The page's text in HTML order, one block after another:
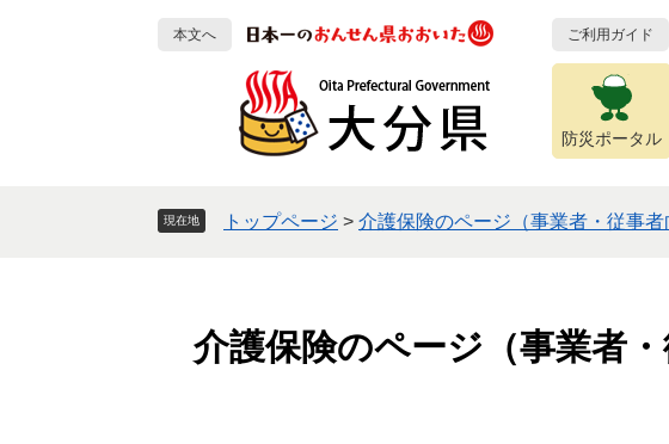
本文へ ご利用ガイド
防災ポータル
現在地 トップページ > 介護保険のページ（事業者・従事者
介護保険のページ（事業者・